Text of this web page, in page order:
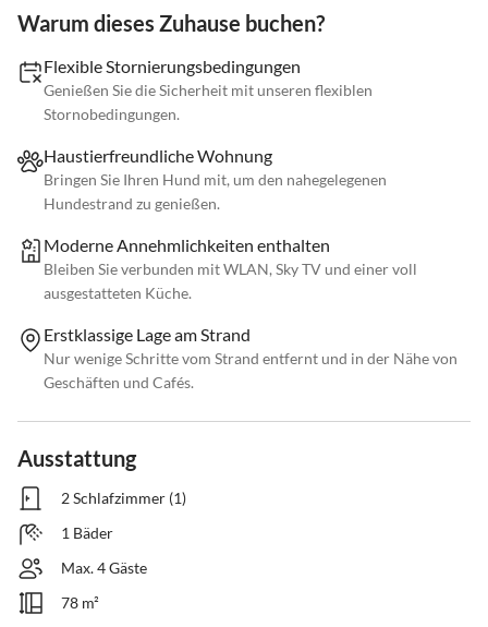
Warum dieses Zuhause buchen?
Flexible Stornierungsbedingungen
Genießen Sie die Sicherheit mit unseren flexiblen
Stornobedingungen.
Haustierfreundliche Wohnung
Bringen Sie Ihren Hund mit, um den nahegelegenen
Hundestrand zu genießen.
Moderne Annehmlichkeiten enthalten
Bleiben Sie verbunden mit WLAN, Sky TV und einer voll
ausgestatteten Küche.
Erstklassige Lage am Strand
Nur wenige Schritte vom Strand entfernt und in der Nähe von
Geschäften und Cafés.
Ausstattung
2 Schlafzimmer (1)
1 Bäder
Max. 4 Gäste
78 m²